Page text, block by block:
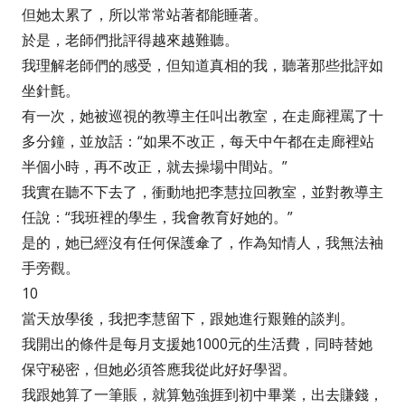
但她太累了，所以常常站著都能睡著。
於是，老師們批評得越來越難聽。
我理解老師們的感受，但知道真相的我，聽著那些批評如
坐針氈。
有一次，她被巡視的教導主任叫出教室，在走廊裡罵了十
多分鐘，並放話：“如果不改正，每天中午都在走廊裡站
半個小時，再不改正，就去操場中間站。”
我實在聽不下去了，衝動地把李慧拉回教室，並對教導主
任說：“我班裡的學生，我會教育好她的。”
是的，她已經沒有任何保護傘了，作為知情人，我無法袖
手旁觀。
10
當天放學後，我把李慧留下，跟她進行艱難的談判。
我開出的條件是每月支援她1000元的生活費，同時替她
保守秘密，但她必須答應我從此好好學習。
我跟她算了一筆賬，就算勉強捱到初中畢業，出去賺錢，